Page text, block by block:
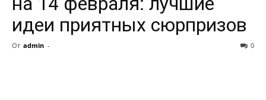
идеи приятных сюрпризов
От admin - 0